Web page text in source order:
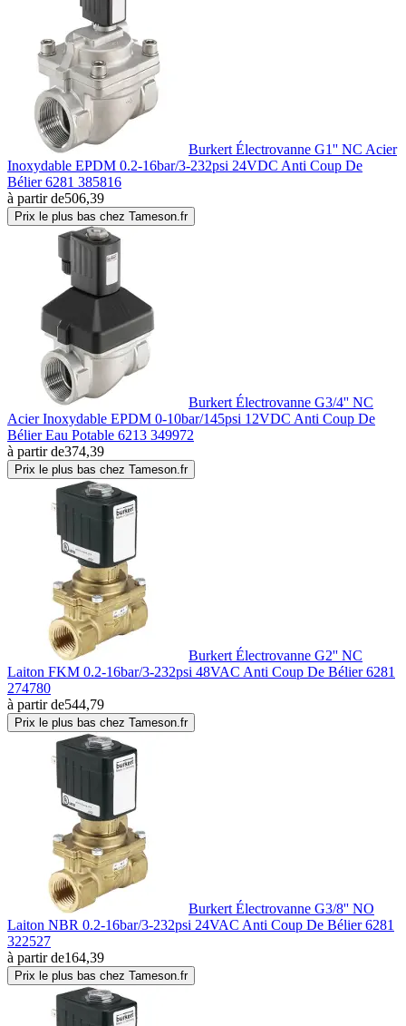
Burkert Électrovanne G1'' NC Acier
Inoxydable EPDM 0.2-16bar/3-232psi 24VDC Anti Coup De
Bélier 6281 385816
à partir de506,39
Prix le plus bas chez Tameson.fr
Burkert Électrovanne G3/4'' NC
Acier Inoxydable EPDM 0-10bar/145psi 12VDC Anti Coup De
Bélier Eau Potable 6213 349972
à partir de374,39
Prix le plus bas chez Tameson.fr
Burkert Électrovanne G2'' NC
Laiton FKM 0.2-16bar/3-232psi 48VAC Anti Coup De Bélier 6281
274780
à partir de544,79
Prix le plus bas chez Tameson.fr
Burkert Électrovanne G3/8'' NO
Laiton NBR 0.2-16bar/3-232psi 24VAC Anti Coup De Bélier 6281
322527
à partir de164,39
Prix le plus bas chez Tameson.fr